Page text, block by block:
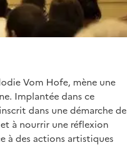
Vom Hofe, mène une
Implantée dans ce
dans une démarche de
à nourrir une réflexion
à des actions artistiques